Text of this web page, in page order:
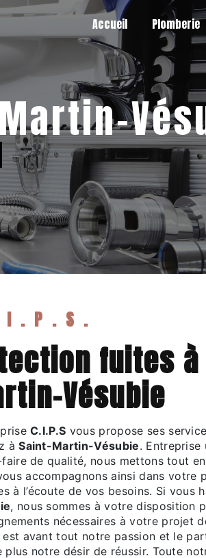
Accueil Plomberie
C.I.P.S.
Vésubie
C.I.P.S vous propose ses
àSaint-Martin-Vésubie. Entreprise
de qualité, nous mettons tout
accompagnons ainsi dans votre
à l’écoute de vos besoins. Si vous
, nous sommes à votre disposition
nécessaires à votre projet
est avant tout notre passion et le
plus notre désir de réussir. Toute